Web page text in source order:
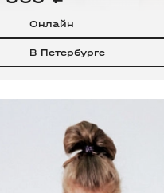
Онлайн
В Петербурге